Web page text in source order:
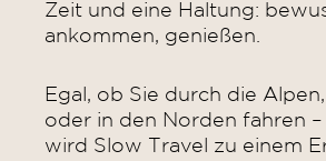
Zeit und eine Haltung:
ankommen, genießen.
Egal, ob Sie durch die
oder in den Norden fahren –
wird Slow Travel zu einem